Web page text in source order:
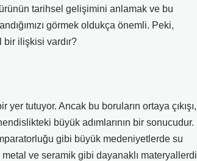
ürünün tarihsel gelişimini anlamak ve bu
görmek oldukça önemli. Peki,
bir ilişkisi vardır?
tutuyor. Ancak bu boruların ortaya çıkışı,
büyük adımlarının bir sonucudur.
gibi büyük medeniyetlerde su
ve seramik gibi dayanaklı